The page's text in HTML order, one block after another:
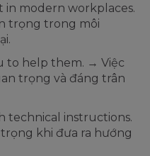
in modern workplaces.
trọng trong môi
to help them. → Việc
trọng và đáng trân
technical instructions.
khi đưa ra hướng